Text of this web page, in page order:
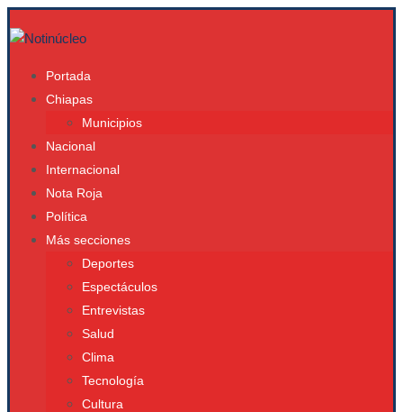
Portada
Chiapas
Municipios
Nacional
Internacional
Nota Roja
Política
Más secciones
Deportes
Espectáculos
Entrevistas
Salud
Clima
Tecnología
Cultura